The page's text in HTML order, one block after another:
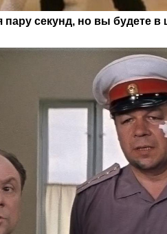
пару секунд, но вы будете в